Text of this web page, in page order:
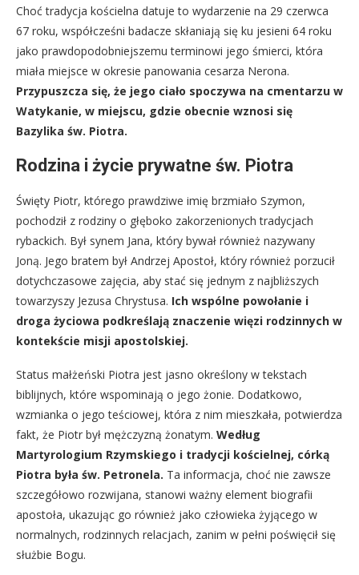
Choć tradycja kościelna datuje to wydarzenie na 29 czerwca
67 roku, współcześni badacze skłaniają się ku jesieni 64 roku
jako prawdopodobniejszemu terminowi jego śmierci, która
miała miejsce w okresie panowania cesarza Nerona.
Przypuszcza się, że jego ciało spoczywa na cmentarzu w
Watykanie, w miejscu, gdzie obecnie wznosi się
Bazylika św. Piotra.
Rodzina i życie prywatne św. Piotra
Święty Piotr, którego prawdziwe imię brzmiało Szymon,
pochodził z rodziny o głęboko zakorzenionych tradycjach
rybackich. Był synem Jana, który bywał również nazywany
Joną. Jego bratem był Andrzej Apostoł, który również porzucił
dotychczasowe zajęcia, aby stać się jednym z najbliższych
towarzyszy Jezusa Chrystusa. Ich wspólne powołanie i
droga życiowa podkreślają znaczenie więzi rodzinnych w
kontekście misji apostolskiej.
Status małżeński Piotra jest jasno określony w tekstach
biblijnych, które wspominają o jego żonie. Dodatkowo,
wzmianka o jego teściowej, która z nim mieszkała, potwierdza
fakt, że Piotr był mężczyzną żonatym. Według
Martyrologium Rzymskiego i tradycji kościelnej, córką
Piotra była św. Petronela. Ta informacja, choć nie zawsze
szczegółowo rozwijana, stanowi ważny element biografii
apostoła, ukazując go również jako człowieka żyjącego w
normalnych, rodzinnych relacjach, zanim w pełni poświęcił się
służbie Bogu.